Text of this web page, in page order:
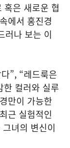
혹은 새로운 협
에서 홍진경
러나 보는 이
”, “레드룩은
한 컬러와 실루
만이 가능한
근 실험적인
녀의 변신이